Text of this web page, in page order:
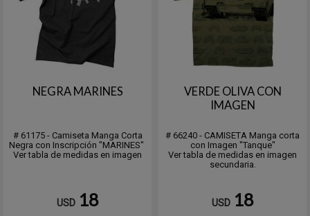
NEGRA MARINES
# 61175 - Camiseta Manga Corta
Negra con Inscripción "MARINES"
Ver tabla de medidas en imagen
USD 18
VERDE OLIVA CON
IMAGEN
# 66240 - CAMISETA Manga corta
con Imagen "Tanque"
Ver tabla de medidas en imagen
secundaria.
USD 18